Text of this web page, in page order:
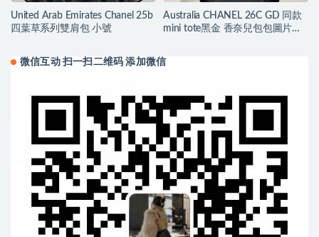
United Arab Emirates Chanel 25b
四葉草系列雙肩包 小號
Australia CHANEL 26C GD 同款
mini tote黑金 香奈兒包包圖片大
微信互动 扫一扫二维码 添加微信